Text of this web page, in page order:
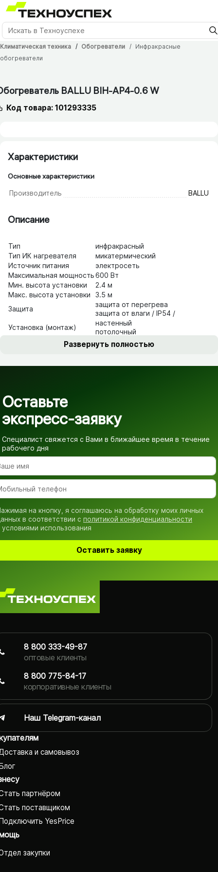
Климатическая техника Обогреватели
Инфракрасные
обогреватели
BALLU BIH-AP4-0.6 W
Код товара: 101293335
Характеристики
Основные характеристики
Производитель BALLU
Описание
Тип
инфракрасный
Тип ИК нагревателя
микатермический
Источник питания
электросеть
Максимальная мощность600 Вт
Мин. высота установки
2.4 м
Макс. высота установки
3.5 м
Защита
защита от перегрева
защита от влаги / IP54 /
Установка (монтаж)
настенный
потолочный
Габариты (ВхШхГ)
4x82x13 см/ вес – 2 кг /
Развернуть полностью
Оставьте
экспресс-заявку
Специалист свяжется с Вами в ближайшее время в течение
рабочего дня
на кнопку, я соглашаюсь на обработку моих личных
в соответствии с политикой конфиденциальности
условиями использования
Оставить заявку
и самовывоз
партнёром
поставщиком
YesPrice
закупки
8 800 333-49-87
оптовые клиенты
8 800 775-84-17
корпоративные клиенты
Наш Telegram-канал